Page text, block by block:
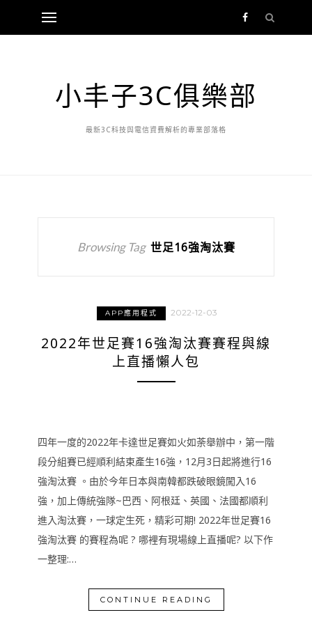
小丰子3C俱樂部
最新3C科技與電信資費解析的專業部落格
Browsing Tag 世足16強淘汰賽
APP應用程式 2022-12-03
2022年世足賽16強淘汰賽賽程與線
上直播懶人包
四年一度的2022年卡達世足賽如火如荼舉辦中，第一階
段分組賽已經順利結束產生16強，12月3日起將進行16
強淘汰賽 。由於今年日本與南韓都跌破眼鏡闖入16
強，加上傳統強隊~巴西、阿根廷、英國、法國都順利
進入淘汰賽，一球定生死，精彩可期! 2022年世足賽16
強淘汰賽 的賽程為呢 ? 哪裡有現場線上直播呢? 以下作
一整理:…
CONTINUE READING